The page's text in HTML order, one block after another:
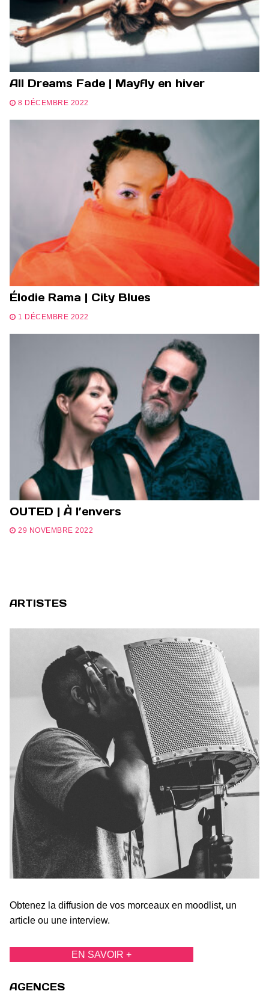
All Dreams Fade | Mayfly en hiver
8 DÉCEMBRE 2022
Élodie Rama | City Blues
1 DÉCEMBRE 2022
OUTED | À l’envers
29 NOVEMBRE 2022
ARTISTES
Obtenez la diffusion de vos morceaux en moodlist, un
article ou une interview.
EN SAVOIR +
AGENCES